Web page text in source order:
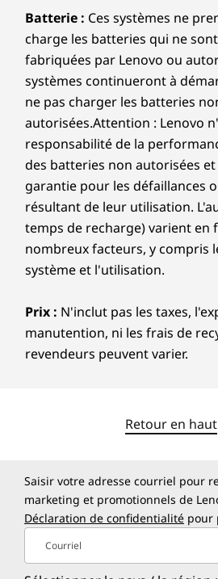
À un tout
niveau.
avec l'IA
Profitez de nouvelles
brillantes conçues pour
quotidienne. Transformez
d'ordinaires en
Course des touches : 1,3 mm
Rétroéclairage blanc à deux
120 mm x 75 mm Pavé tactile
Couleur
Luna Grey
Cosmic Blue
Les spécifications peuvent varier selon la
disponibilité.
Durabilité
Matériau
Certifications/Registres
EPEAT®Gold avec Climate+
www.epeat.netpour
Les spécifications peuvent varier selon la
disponibilité.
Autres informations
Batterie : Ces systèmes ne
charge les batteries qui ne
fabriquées par Lenovo ou
systèmes continueront à
ne pas charger les batteries
autorisées.Attention : Lenovo
responsabilité de la
des batteries non autorisées
garantie pour les défaillances
résultant de leur utilisation.
temps de recharge) varient en
nombreux facteurs, y compris
système et l'utilisation.
Prix : N'inclut pas les taxes,
manutention, ni les frais de
revendeurs peuvent varier.
Retour en haut
Saisir votre adresse courriel pour
marketing et promotionnels de
Déclaration de confidentialité pour
Courriel